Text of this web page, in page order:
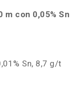
m con 0,05% Sn
Sn, 8,7 g/t